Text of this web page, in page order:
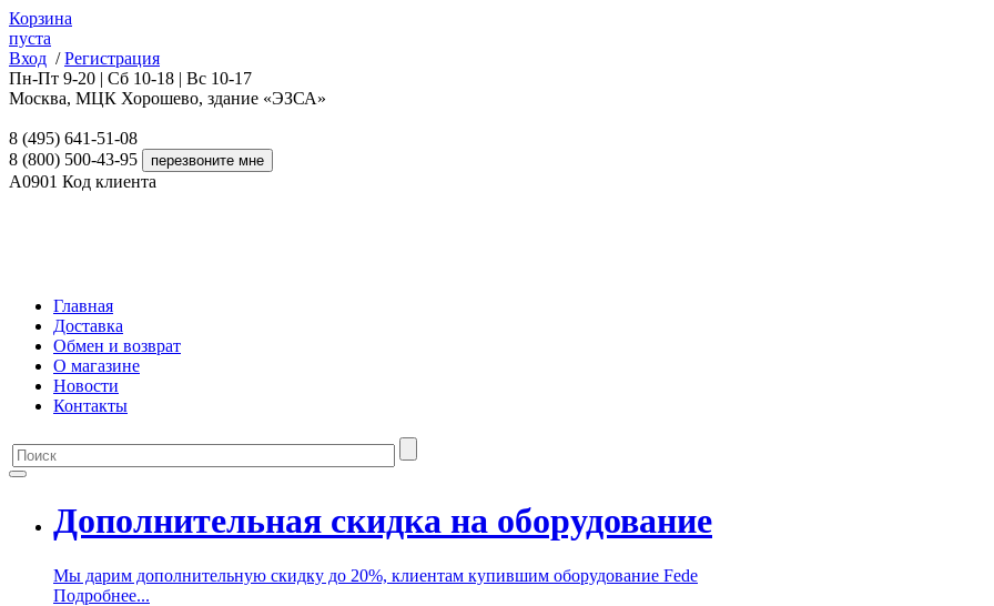
Корзина
пуста
Вход / Регистрация
Пн-Пт 9-20 | Сб 10-18 | Вс 10-17
Москва, МЦК Хорошево, здание «ЭЗСА»
8 (495) 641-51-08
8 (800) 500-43-95
A0901 Код клиента
Главная
Доставка
Обмен и возврат
О магазине
Новости
Контакты
Дополнительная скидка на оборудование
Мы дарим дополнительную скидку до 20%, клиентам купившим оборудование Fede
Подробнее...